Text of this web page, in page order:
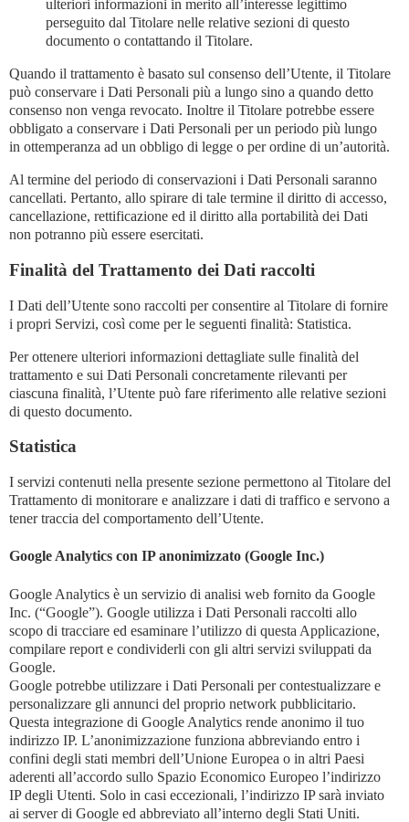
ulteriori informazioni in merito all’interesse legittimo
perseguito dal Titolare nelle relative sezioni di questo
documento o contattando il Titolare.
Quando il trattamento è basato sul consenso dell’Utente, il Titolare
può conservare i Dati Personali più a lungo sino a quando detto
consenso non venga revocato. Inoltre il Titolare potrebbe essere
obbligato a conservare i Dati Personali per un periodo più lungo
in ottemperanza ad un obbligo di legge o per ordine di un’autorità.
Al termine del periodo di conservazioni i Dati Personali saranno
cancellati. Pertanto, allo spirare di tale termine il diritto di accesso,
cancellazione, rettificazione ed il diritto alla portabilità dei Dati
non potranno più essere esercitati.
Finalità del Trattamento dei Dati raccolti
I Dati dell’Utente sono raccolti per consentire al Titolare di fornire
i propri Servizi, così come per le seguenti finalità: Statistica.
Per ottenere ulteriori informazioni dettagliate sulle finalità del
trattamento e sui Dati Personali concretamente rilevanti per
ciascuna finalità, l’Utente può fare riferimento alle relative sezioni
di questo documento.
Statistica
I servizi contenuti nella presente sezione permettono al Titolare del
Trattamento di monitorare e analizzare i dati di traffico e servono a
tener traccia del comportamento dell’Utente.
Google Analytics con IP anonimizzato (Google Inc.)
Google Analytics è un servizio di analisi web fornito da Google
Inc. (“Google”). Google utilizza i Dati Personali raccolti allo
scopo di tracciare ed esaminare l’utilizzo di questa Applicazione,
compilare report e condividerli con gli altri servizi sviluppati da
Google.
Google potrebbe utilizzare i Dati Personali per contestualizzare e
personalizzare gli annunci del proprio network pubblicitario.
Questa integrazione di Google Analytics rende anonimo il tuo
indirizzo IP. L’anonimizzazione funziona abbreviando entro i
confini degli stati membri dell’Unione Europea o in altri Paesi
aderenti all’accordo sullo Spazio Economico Europeo l’indirizzo
IP degli Utenti. Solo in casi eccezionali, l’indirizzo IP sarà inviato
ai server di Google ed abbreviato all’interno degli Stati Uniti.